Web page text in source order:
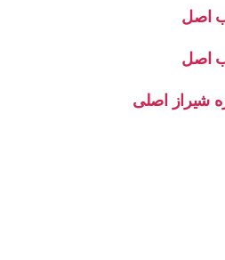
اصل
اصل
شیراز اصلی